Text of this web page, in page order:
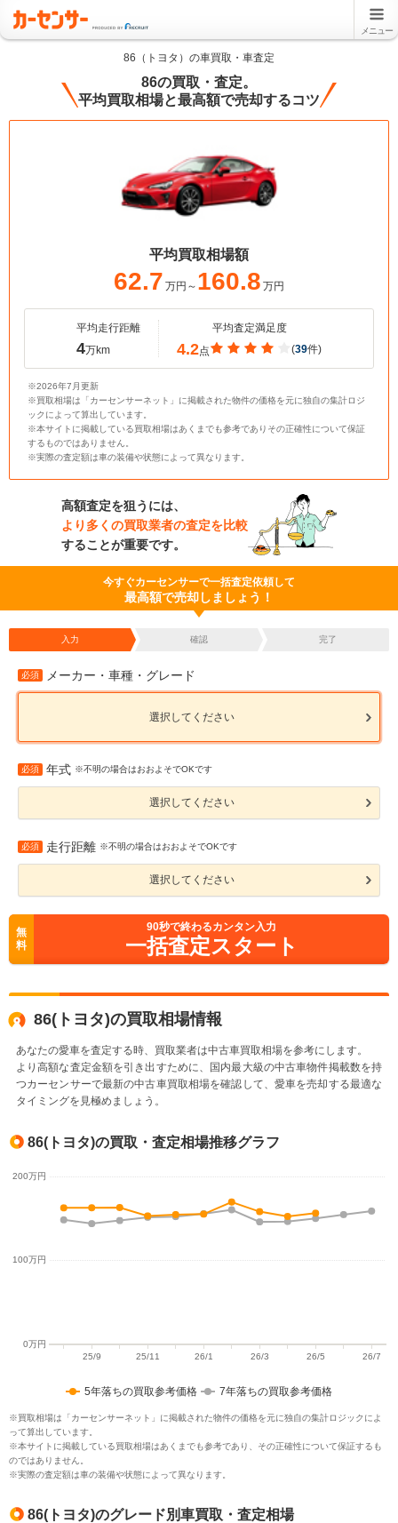
メニュー
86（トヨタ）の車買取・車査定
86の買取・査定。
平均買取相場と最高額で売却するコツ
平均買取相場額
62.7 万円～ 160.8 万円
平均走行距離
4万km
平均査定満足度
4.2点 (39件)
※2026年7月更新
※買取相場は「カーセンサーネット」に掲載された物件の価格を元に独自の集計ロジ
ックによって算出しています。
※本サイトに掲載している買取相場はあくまでも参考でありその正確性について保証
するものではありません。
※実際の査定額は車の装備や状態によって異なります。
高額査定を狙うには、
より多くの買取業者の査定を比較
することが重要です。
今すぐカーセンサーで一括査定依頼して
最高額で売却しましょう！
入力 確認 完了
必須 メーカー・車種・グレード
選択してください
必須 年式 ※不明の場合はおおよそでOKです
選択してください
必須 走行距離 ※不明の場合はおおよそでOKです
選択してください
無
料
90秒で終わるカンタン入力
一括査定スタート
86(トヨタ)の買取相場情報
あなたの愛車を査定する時、買取業者は中古車買取相場を参考にします。
より高額な査定金額を引き出すために、国内最大級の中古車物件掲載数を持
つカーセンサーで最新の中古車買取相場を確認して、愛車を売却する最適な
タイミングを見極めましょう。
86(トヨタ)の買取・査定相場推移グラフ
5年落ちの買取参考価格 7年落ちの買取参考価格
※買取相場は「カーセンサーネット」に掲載された物件の価格を元に独自の集計ロジックによ
って算出しています。
※本サイトに掲載している買取相場はあくまでも参考であり、その正確性について保証するも
のではありません。
※実際の査定額は車の装備や状態によって異なります。
86(トヨタ)のグレード別車買取・査定相場